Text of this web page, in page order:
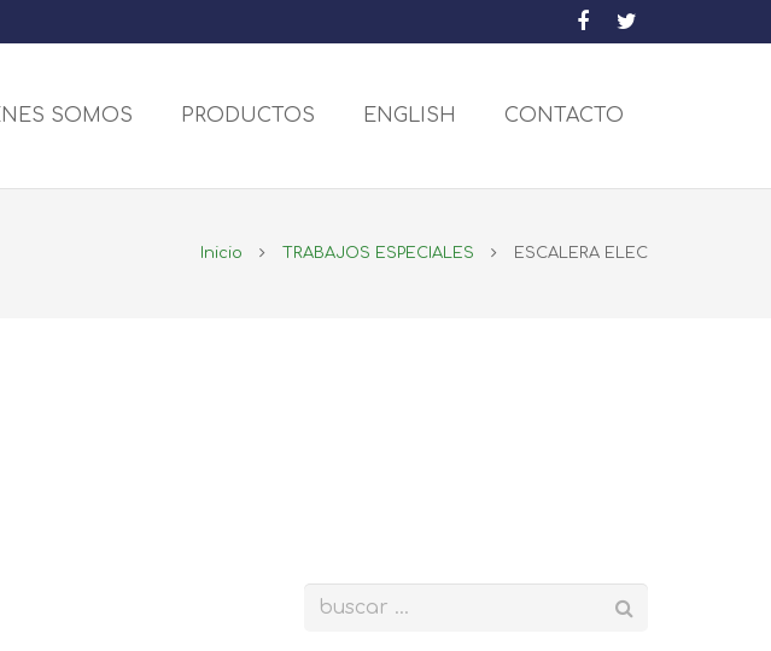
SOMOS PRODUCTOS ENGLISH CONTACTO
Inicio TRABAJOS ESPECIALES ESCALERA ELEC